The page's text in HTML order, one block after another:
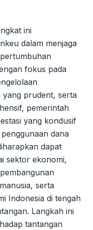
ini
dalam menjaga
fokus pada
yang prudent, serta
pemerintah
yang kondusif
dana
dapat
sektor ekonomi,
serta
Indonesia di tengah
Langkah ini
tantangan